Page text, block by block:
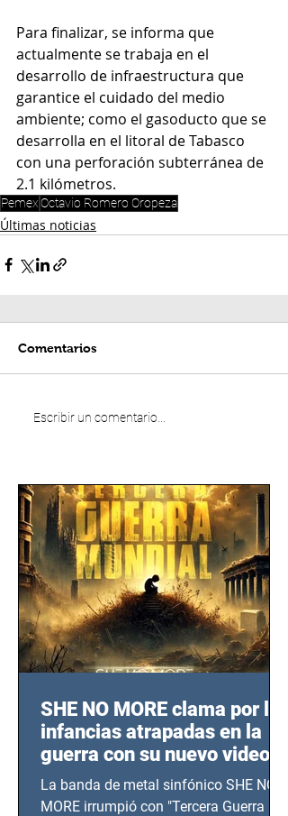
Para finalizar, se informa que
actualmente se trabaja en el
desarrollo de infraestructura que
garantice el cuidado del medio
ambiente; como el gasoducto que se
desarrolla en el litoral de Tabasco
con una perforación subterránea de
2.1 kilómetros.
Pemex Octavio Romero Oropeza
Últimas noticias
Comentarios
Escribir un comentario...
SHE NO MORE clama por las
infancias atrapadas en la
guerra con su nuevo video
TERCERA GUERRA
MUNDIAL
La banda de metal sinfónico SHE NO
MORE irrumpió con "Tercera Guerra